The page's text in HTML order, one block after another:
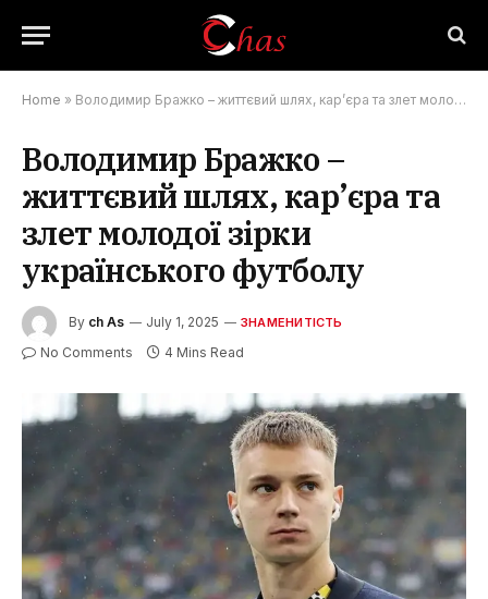
Home » Володимир Бражко – життєвий шлях, кар’єра та злет молодої зірки українського футболу
Володимир Бражко –
життєвий шлях, кар’єра та
злет молодої зірки
українського футболу
By ch As July 1, 2025 ЗНАМЕНИТІСТЬ
No Comments 4 Mins Read